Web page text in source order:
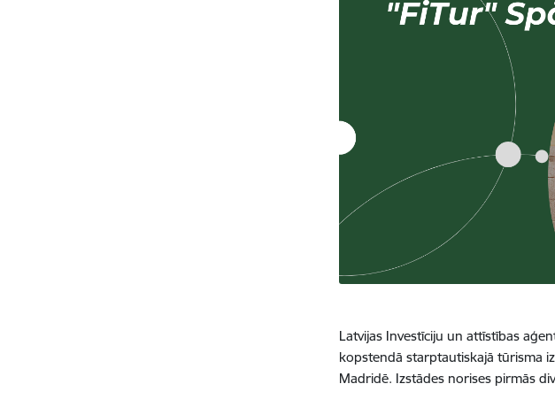
Latvijas Investīciju un attīstības
kopstendā starptautiskajā tūrisma
Madridē. Izstādes norises pirmās